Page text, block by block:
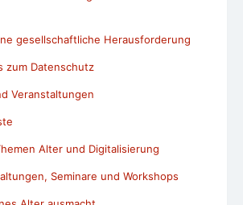
gesellschaftliche Herausforderung
zum Datenschutz
Veranstaltungen
Alter und Digitalisierung
Seminare und Workshops